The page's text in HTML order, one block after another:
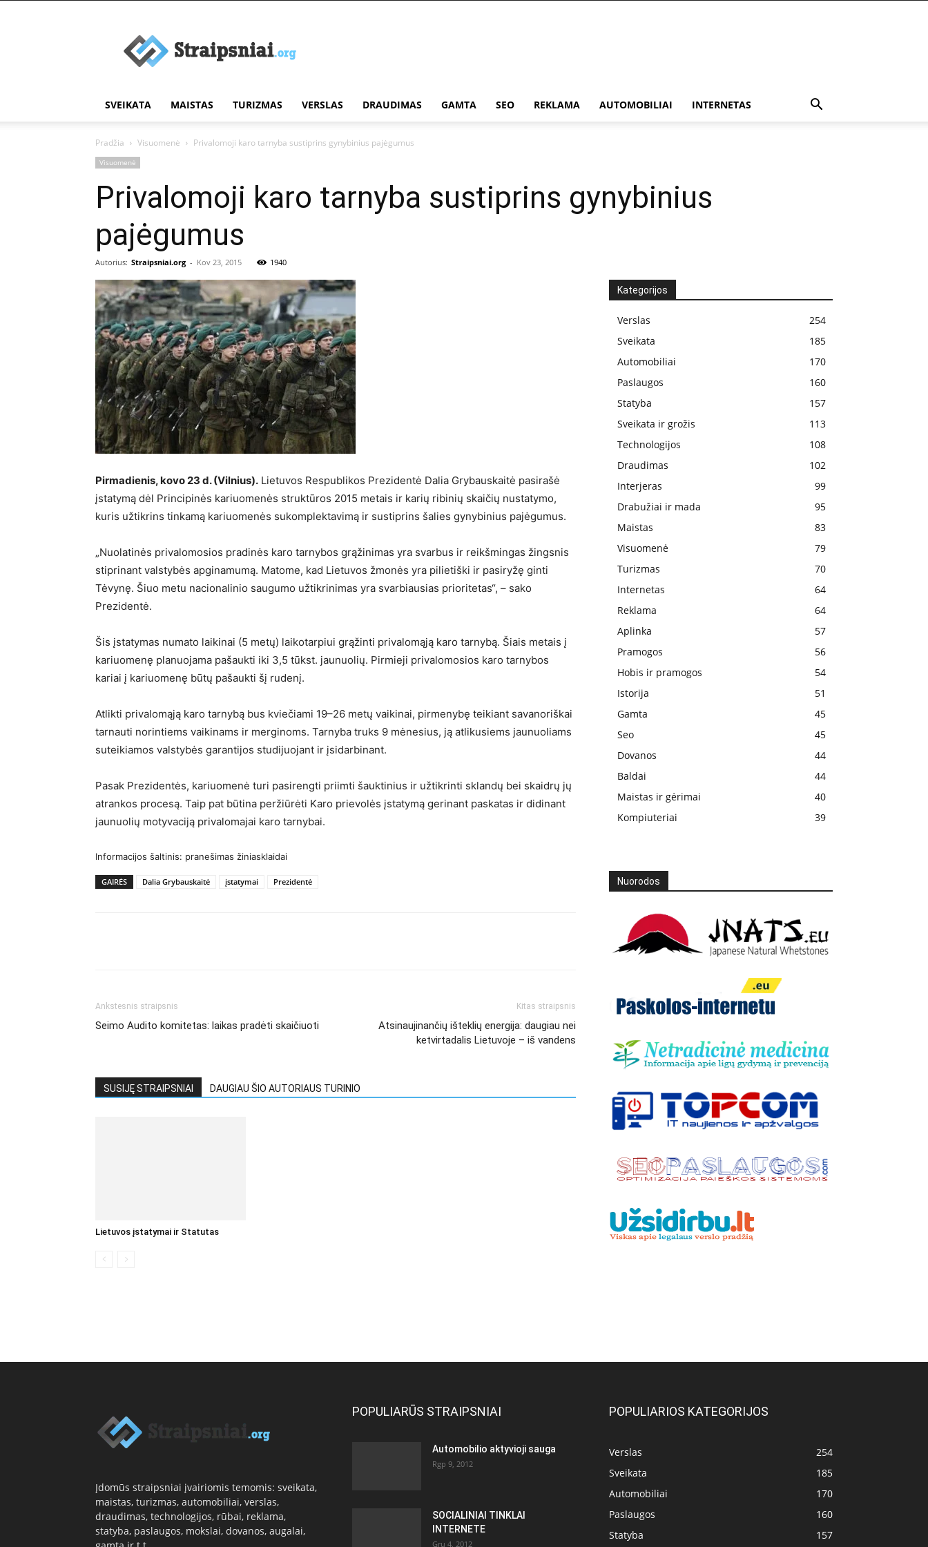
straipsniai
SVEIKATA MAISTAS TURIZMAS VERSLAS DRAUDIMAS GAMTA SEO REKLAMA AUTOMOBILIAI INTERNETAS
Pradžia Visuomenė Privalomoji karo tarnyba sustiprins gynybinius pajėgumus
Visuomenė
Privalomoji karo tarnyba sustiprins gynybinius
pajėgumus
Autorius: Straipsniai.org - Kov 23, 2015 1940
Pirmadienis, kovo 23 d. (Vilnius). Lietuvos Respublikos Prezidentė Dalia Grybauskaitė pasirašė
įstatymą dėl Principinės kariuomenės struktūros 2015 metais ir karių ribinių skaičių nustatymo,
kuris užtikrins tinkamą kariuomenės sukomplektavimą ir sustiprins šalies gynybinius pajėgumus.
„Nuolatinės privalomosios pradinės karo tarnybos grąžinimas yra svarbus ir reikšmingas žingsnis
stiprinant valstybės apginamumą. Matome, kad Lietuvos žmonės yra pilietiški ir pasiryžę ginti
Tėvynę. Šiuo metu nacionalinio saugumo užtikrinimas yra svarbiausias prioritetas“, – sako
Prezidentė.
Šis įstatymas numato laikinai (5 metų) laikotarpiui grąžinti privalomąją karo tarnybą. Šiais metais į
kariuomenę planuojama pašaukti iki 3,5 tūkst. jaunuolių. Pirmieji privalomosios karo tarnybos
kariai į kariuomenę būtų pašaukti šį rudenį.
Atlikti privalomąją karo tarnybą bus kviečiami 19–26 metų vaikinai, pirmenybę teikiant savanoriškai
tarnauti norintiems vaikinams ir merginoms. Tarnyba truks 9 mėnesius, ją atlikusiems jaunuoliams
suteikiamos valstybės garantijos studijuojant ir įsidarbinant.
Pasak Prezidentės, kariuomenė turi pasirengti priimti šauktinius ir užtikrinti sklandų bei skaidrų jų
atrankos procesą. Taip pat būtina peržiūrėti Karo prievolės įstatymą gerinant paskatas ir didinant
jaunuolių motyvaciją privalomajai karo tarnybai.
Informacijos šaltinis: pranešimas žiniasklaidai
GAIRĖS Dalia Grybauskaitė įstatymai Prezidentė
Ankstesnis straipsnis
Seimo Audito komitetas: laikas pradėti skaičiuoti
Kitas straipsnis
Atsinaujinančių išteklių energija: daugiau nei
ketvirtadalis Lietuvoje – iš vandens
SUSIJĘ STRAIPSNIAI DAUGIAU ŠIO AUTORIAUS TURINIO
Lietuvos įstatymai ir Statutas
Kategorijos
Verslas
254
Sveikata
185
Automobiliai
170
Paslaugos
160
Statyba
157
Sveikata ir grožis
113
Technologijos
108
Draudimas
102
Interjeras
99
Drabužiai ir mada
95
Maistas
83
Visuomenė
79
Turizmas
70
Internetas
64
Reklama
64
Aplinka
57
Pramogos
56
Hobis ir pramogos
54
Istorija
51
Gamta
45
Seo
45
Dovanos
44
Baldai
44
Maistas ir gėrimai
40
Kompiuteriai
39
Nuorodos
Įdomūs straipsniai įvairiomis temomis: sveikata,
maistas, turizmas, automobiliai, verslas,
draudimas, technologijos, rūbai, reklama,
statyba, paslaugos, mokslai, dovanos, augalai,
POPULIARŪS STRAIPSNIAI
Automobilio aktyvioji sauga
Rgp 9, 2012
SOCIALINIAI TINKLAI
INTERNETE
Gru 4, 2012
POPULIARIOS KATEGORIJOS
Verslas
254
Sveikata
185
Automobiliai
170
Paslaugos
160
Statyba
157